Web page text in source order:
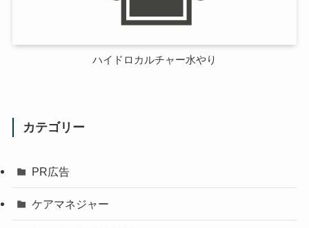
ハイドロカルチャー水やり
カテゴリー
PR広告
ケアマネジャー